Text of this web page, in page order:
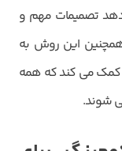
دهد تصمیمات مهم و
همچنین این روش به
کمک می کند که همه
شوند.